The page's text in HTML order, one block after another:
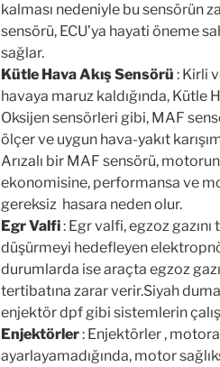
kalması nedeniyle bu sensörün
sensörü, ECU’ya hayati öneme
sağlar.
Kütle Hava Akış Sensörü : Kirli
havaya maruz kaldığında, Kütle
Oksijen sensörleri gibi, MAF
ölçer ve uygun hava-yakıt
Arızalı bir MAF sensörü,
ekonomisine, performansa ve
gereksiz hasara neden olur.
Egr Valfi: Egr valfi, egzoz
düşürmeyi hedefleyen
durumlarda ise araçta egzoz
tertibatına zarar verir.Siyah
enjektör dpf gibi sistemlerin
Enjektörler: Enjektörler , motora
ayarlayamadığında, motor